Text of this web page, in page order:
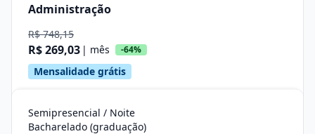
Administração
R$ 748,15
R$ 269,03 | mês -64%
Mensalidade grátis
Semipresencial / Noite
Bacharelado (graduação)